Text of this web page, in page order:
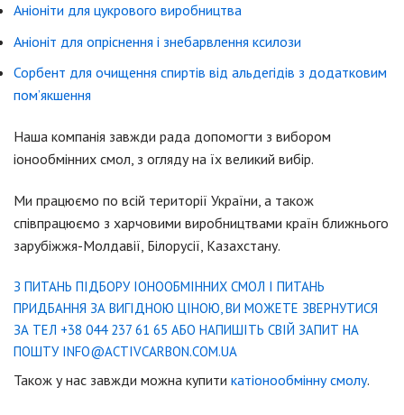
Аніоніти для цукрового виробництва
Аніоніт для опріснення і знебарвлення ксилози
Сорбент для очищення спиртів від альдегідів з додатковим
пом’якшення
Наша компанія завжди рада допомогти з вибором
іонообмінних смол, з огляду на їх великий вибір.
Ми працюємо по всій території України, а також
співпрацюємо з харчовими виробництвами країн ближнього
зарубіжжя-Молдавії, Білорусії, Казахстану.
З ПИТАНЬ ПІДБОРУ ІОНООБМІННИХ СМОЛ І ПИТАНЬ
ПРИДБАННЯ ЗА ВИГІДНОЮ ЦІНОЮ, ВИ МОЖЕТЕ ЗВЕРНУТИСЯ
ЗА ТЕЛ +38 044 237 61 65 АБО НАПИШІТЬ СВІЙ ЗАПИТ НА
ПОШТУ INFO@ACTIVCARBON.COM.UA
Також у нас завжди можна купити катіонообмiнну смолу.